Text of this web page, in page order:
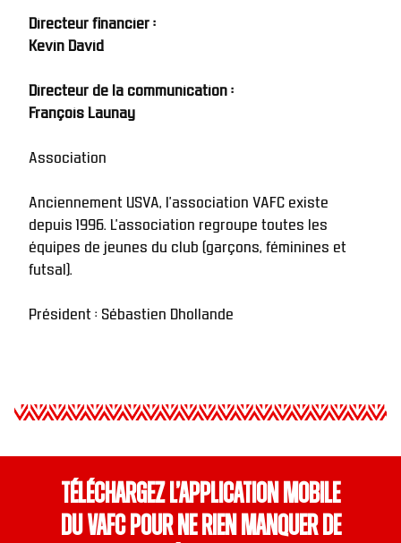
Directeur financier :
Kevin David
Directeur de la communication :
François Launay
Association
Anciennement USVA, l'association VAFC existe
depuis 1996. L'association regroupe toutes les
équipes de jeunes du club (garçons, féminines et
futsal).
Président : Sébastien Dhollande
Téléchargez l’application mobile
du VAFC pour ne rien manquer de